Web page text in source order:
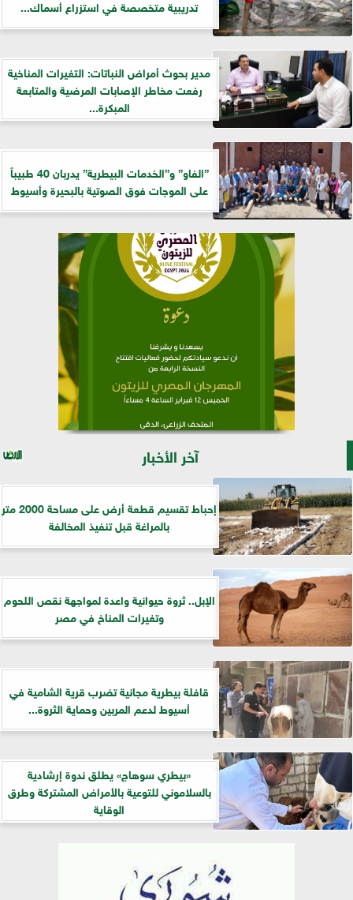
تدريبية متخصصة في استزراع أسماك...
مدير بحوث أمراض النباتات: التغيرات المناخية
رفعت مخاطر الإصابات المرضية والمتابعة
المبكرة...
”الفاو” و”الخدمات البيطرية” يدربان 40 طبيباً
على الموجات فوق الصوتية بالبحيرة وأسيوط
آخر الأخبار
إحباط تقسيم قطعة أرض على مساحة 2000 متر
بالمراغة قبل تنفيذ المخالفة
الإبل.. ثروة حيوانية واعدة لمواجهة نقص اللحوم
وتغيرات المناخ في مصر
قافلة بيطرية مجانية تضرب قرية الشامية في
أسيوط لدعم المربين وحماية الثروة...
«بيطري سوهاج» يطلق ندوة إرشادية
بالسلاموني للتوعية بالأمراض المشتركة وطرق
الوقاية